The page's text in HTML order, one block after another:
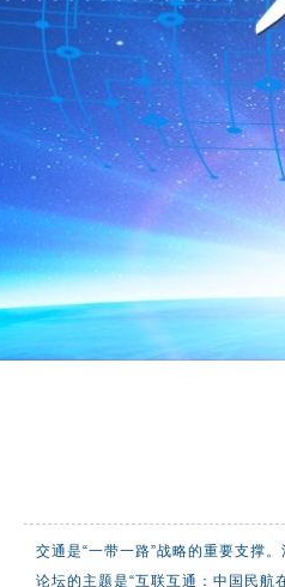
交通是“一带一路”战略的重要支撑
论坛的主题是“互联互通：中国民航